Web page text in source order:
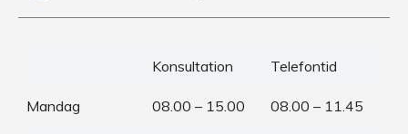
Konsultation Telefontid
Mandag 08.00 – 15.00 08.00 – 11.45